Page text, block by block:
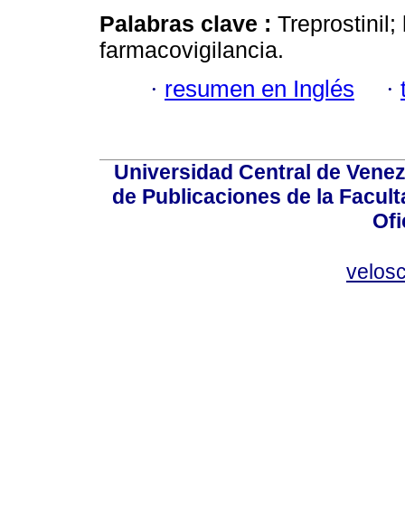
Palabras clave : Treprostinil;
farmacovigilancia.
· resumen en Inglés ·
Universidad Central de
de Publicaciones de la